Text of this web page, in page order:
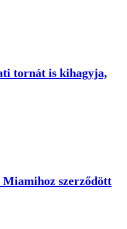
tornát is kihagyja,
szerződött